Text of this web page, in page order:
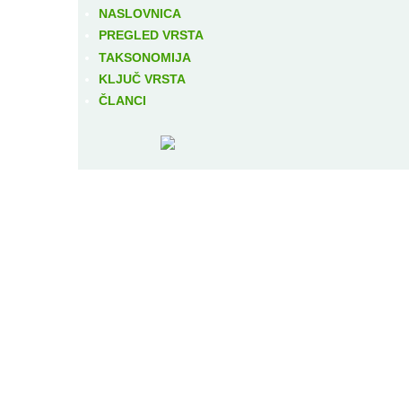
NASLOVNICA
PREGLED VRSTA
TAKSONOMIJA
KLJUČ VRSTA
ČLANCI